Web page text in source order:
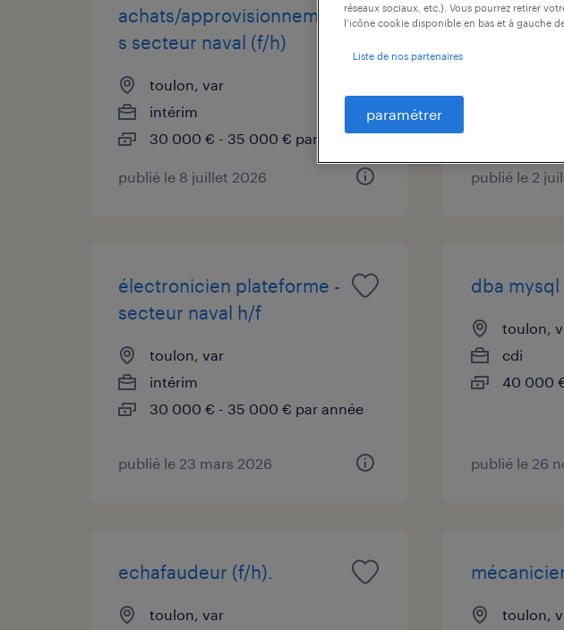
achats/approvisionnement
s secteur naval (f/h)
toulon, var
intérim
30 000 € - 35 000 € par année
publié le 8 juillet 2026
secteur
30 000
publié le 2
électronicien plateforme -
secteur naval h/f
toulon, var
intérim
30 000 € - 35 000 € par année
publié le 23 mars 2026
dba
toulon,
cdi
40 000
publié le 26
echafaudeur (f/h).
toulon, var
toulon,
réseaux sociaux, etc.). Vous pourrez retirer
l’icône cookie disponible en bas et à gauche
Liste de nos partenaires
paramétrer